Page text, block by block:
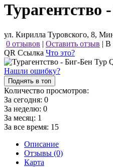
Турагентство
ул. Кирилла Туровского, 8,
0 отзывов | Оставить отзыв | В
QR Ссылка Что это?
Нашли ошибку?
Поднять в топ
Количество просмотров:
За сегодня: 0
За неделю: 0
За месяц: 1
За все время: 15
Описание
Отзывы (0)
Карта